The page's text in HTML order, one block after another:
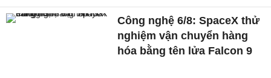
Công nghệ 6/8: SpaceX thử
nghiệm vận chuyển hàng
hóa bằng tên lửa Falcon 9